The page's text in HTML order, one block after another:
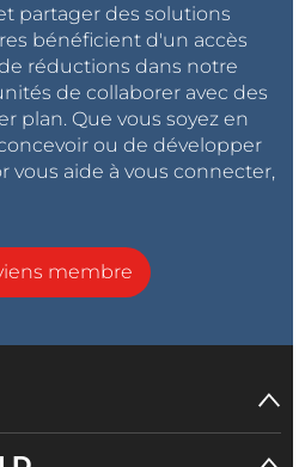
partager des solutions
bénéficient d'un accès
réductions dans notre
de collaborer avec des
plan. Que vous soyez en
ou de développer
vous aide à vous connecter,
membre